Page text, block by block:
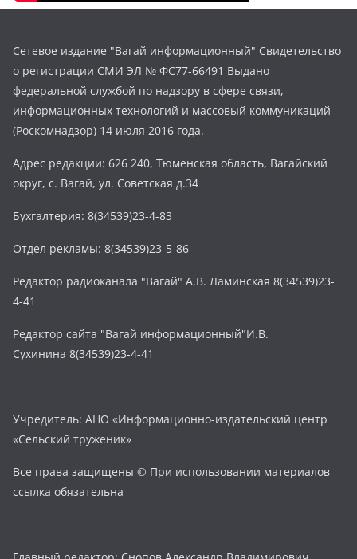
Сетевое издание "Вагай информационный" Свидетельство
о регистрации СМИ ЭЛ № ФС77-66491 Выдано
федеральной службой по надзору в сфере связи,
информационных технологий и массовый коммуникаций
(Роскомнадзор) 14 июля 2016 года.
Адрес редакции: 626 240, Тюменская область, Вагайский
округ, с. Вагай, ул. Советская д.34
Бухгалтерия: 8(34539)23-4-83
Отдел рекламы: 8(34539)23-5-86
Редактор радиоканала "Вагай" А.В. Ламинская 8(34539)23-
4-41
Редактор сайта "Вагай информационный"И.В.
Сухинина 8(34539)23-4-41
Учредитель: АНО «Информационно-издательский центр
«Сельский труженик»
Все права защищены © При использовании материалов
ссылка обязательна